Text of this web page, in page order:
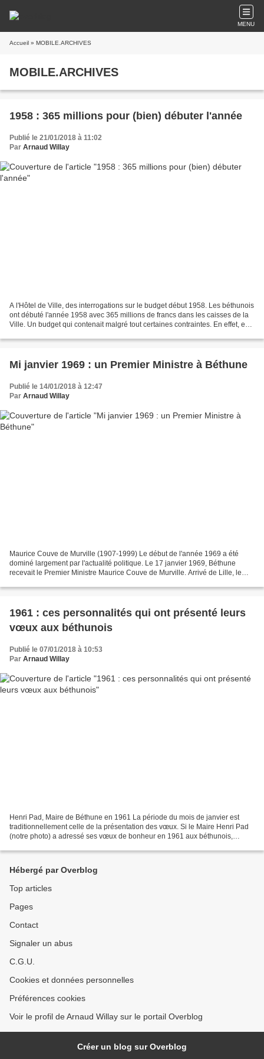
MENU
Accueil » MOBILE.ARCHIVES
MOBILE.ARCHIVES
1958 : 365 millions pour (bien) débuter l'année
Publié le 21/01/2018 à 11:02
Par Arnaud Willay
A l'Hôtel de Ville, des interrogations sur le budget début 1958. Les béthunois
ont débuté l'année 1958 avec 365 millions de francs dans les caisses de la
Ville. Un budget qui contenait malgré tout certaines contraintes. En effet, en
Mi janvier 1969 : un Premier Ministre à Béthune
Publié le 14/01/2018 à 12:47
Par Arnaud Willay
Maurice Couve de Murville (1907-1999) Le début de l'année 1969 a été
dominé largement par l'actualité politique. Le 17 janvier 1969, Béthune
recevait le Premier Ministre Maurice Couve de Murville. Arrivé de Lille, le
1961 : ces personnalités qui ont présenté leurs
vœux aux béthunois
Publié le 07/01/2018 à 10:53
Par Arnaud Willay
Henri Pad, Maire de Béthune en 1961 La période du mois de janvier est
traditionnellement celle de la présentation des vœux. Si le Maire Henri Pad
(notre photo) a adressé ses vœux de bonheur en 1961 aux béthunois,
Hébergé par Overblog
Top articles
Pages
Contact
Signaler un abus
C.G.U.
Cookies et données personnelles
Préférences cookies
Voir le profil de Arnaud Willay sur le portail Overblog
Créer un blog sur Overblog